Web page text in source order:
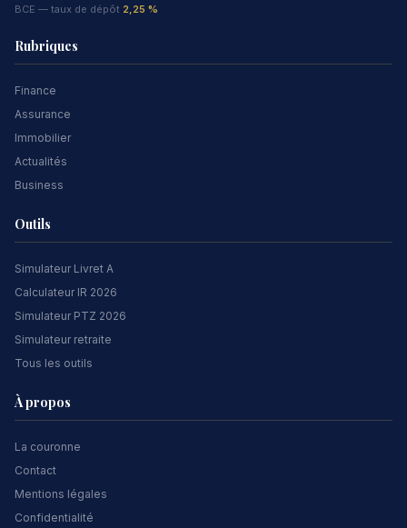
BCE — taux de dépôt 2,25 %
Rubriques
Finance
Assurance
Immobilier
Actualités
Business
Outils
Simulateur Livret A
Calculateur IR 2026
Simulateur PTZ 2026
Simulateur retraite
Tous les outils
À propos
La couronne
Contact
Mentions légales
Confidentialité